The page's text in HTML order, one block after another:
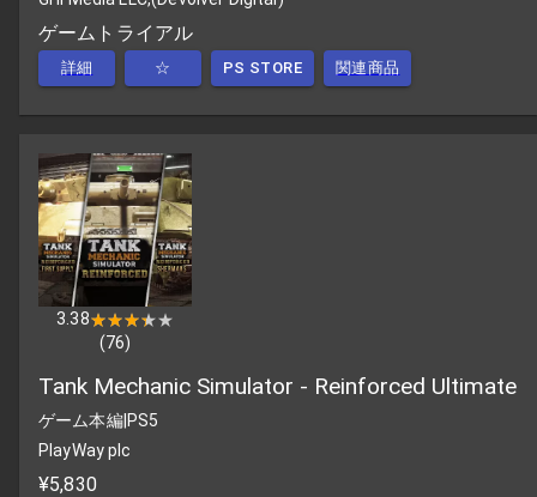
ゲームトライアル
詳細 ☆ PS STORE 関連商品
3.38★★★★★
★★★★★
(76)
Tank Mechanic Simulator - Reinforced Ultimate
ゲーム本編| PS5
PlayWay plc
¥5,830